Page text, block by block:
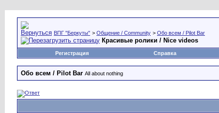
ВПГ "Беркуты" > Общение / Community > Обо всем / Pilot Bar
Красивые ролики / Nice videos
Регистрация Справка
Обо всем / Pilot Bar All about nothing